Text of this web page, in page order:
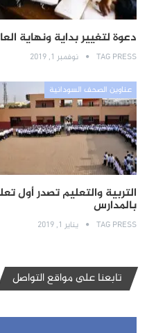
دعوة لتغيير بداية ونهاية
TAG PRESS نوفمبر 1, 2019
عناوين الصحف السودانية
التربية والتعليم تصدر أول
بالمدارس
TAG PRESS يناير 1, 2019
تابعنا على مواقع التواصل